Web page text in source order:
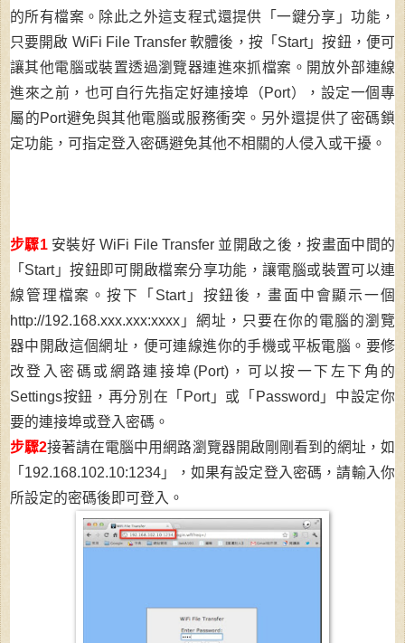
的所有檔案 。除此之外這支程式還提供「一鍵分享」功能，
只要開啟 WiFi File Transfer 軟體後，按「Start」按鈕，便可
讓其他電腦或裝置透過瀏覽器連進來抓檔案。開放外部連線
進來之前，也可自行先指定好連接埠（Port），設定一個專
屬的Port避免與其他電腦或服務衝突。另外還提供了密碼鎖
定功能，可指定登入密碼避免其他不相關的人侵入或干擾。
步驟1安裝好 WiFi File Transfer 並開啟之後，按畫面中間的
「Start」按鈕即可開啟檔案分享功能，讓電腦或裝置可以連
線管理檔案。按下「Start」按鈕後，畫面中會顯示一個
http://192.168.xxx.xxx:xxxx」網址，只要在你的電腦的瀏覽
器中開啟這個網址，便可連線進你的手機或平板電腦。 要修
改登入密碼或網路連接埠(Port)，可以按一下左下角的
Settings按鈕，再分別在「Port」或「Password」中設定你
要的連接埠或登入密碼。
步驟2接著請在電腦中用網路瀏覽器開啟剛剛看到的網址，如
「192.168.102.10:1234」，如果有設定登入密碼，請輸入你
所設定的密碼後即可登入。